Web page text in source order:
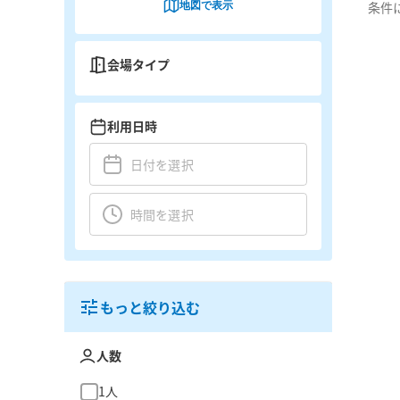
条件
地図で表示
会場タイプ
利用日時
もっと絞り込む
人数
1人